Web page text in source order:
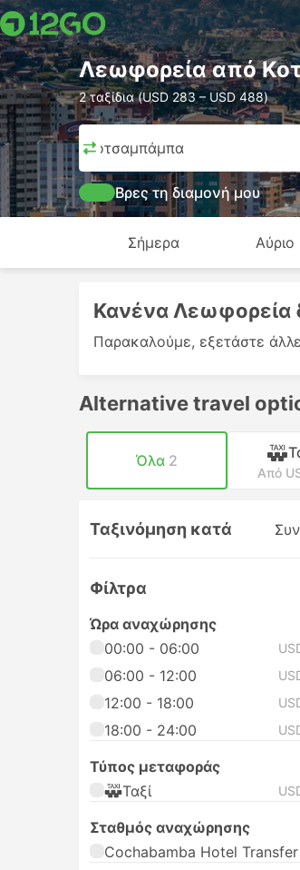
Λεωφορεία από
2 ταξίδια (USD 283 – USD 488)
Κοτσαμπάμπα
Βρες τη διαμονή μου
Σήμερα Αύριο
Κανένα Λεωφορεία
Παρακαλούμε, εξετάστε
Alternative travel
Όλα 2
Από
Ταξινόμηση κατά
Φίλτρα
Ώρα αναχώρησης
00:00 - 06:00
06:00 - 12:00
12:00 - 18:00
18:00 - 24:00
Τύπος μεταφοράς
Ταξί
Σταθμός αναχώρησης
Cochabamba Hotel Transfer